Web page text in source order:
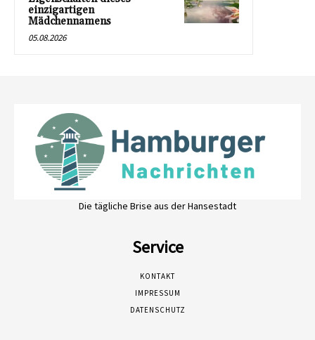
einzigartigen
Mädchennamens
05.08.2026
Die tägliche Brise aus der Hansestadt
Service
KONTAKT
IMPRESSUM
DATENSCHUTZ